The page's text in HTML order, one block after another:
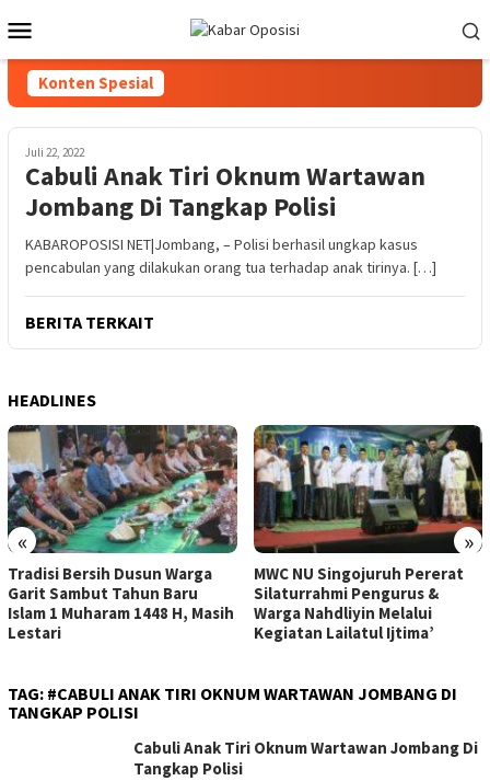
ke
kontenMobile
Konten Spesial
Juli 22, 2022
Cabuli Anak Tiri Oknum Wartawan
Jombang Di Tangkap Polisi
KABAROPOSISI NET|Jombang, – Polisi berhasil ungkap kasus
pencabulan yang dilakukan orang tua terhadap anak tirinya. […]
BERITA TERKAIT
HEADLINES
« »
Tradisi Bersih Dusun Warga
Garit Sambut Tahun Baru
Islam 1 Muharam 1448 H, Masih
Lestari
MWC NU Singojuruh Pererat
Silaturrahmi Pengurus &
Warga Nahdliyin Melalui
Kegiatan Lailatul Ijtima’
TAG: #CABULI ANAK TIRI OKNUM WARTAWAN JOMBANG DI
TANGKAP POLISI
Cabuli Anak Tiri Oknum Wartawan Jombang Di
Tangkap Polisi